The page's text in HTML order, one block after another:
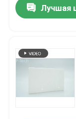
Лучшая